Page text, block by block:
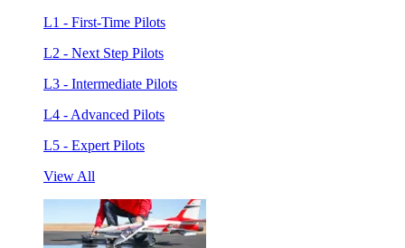
L1 - First-Time Pilots
L2 - Next Step Pilots
L3 - Intermediate Pilots
L4 - Advanced Pilots
L5 - Expert Pilots
View All